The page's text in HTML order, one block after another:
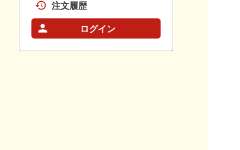
注文履歴
ログイン